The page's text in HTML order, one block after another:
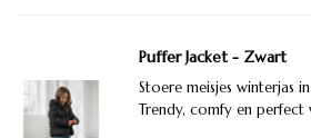
Puffer Jacket - Zwart
Stoere meisjes winterjas
Trendy, comfy en